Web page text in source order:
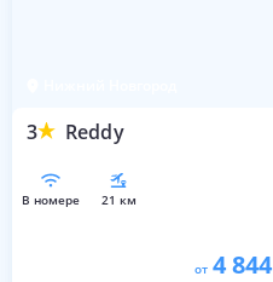
3 Reddy
в номере 21 км
от 4 844